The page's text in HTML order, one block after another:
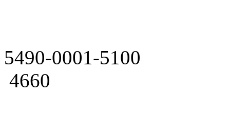
5490-0001-5100
4660